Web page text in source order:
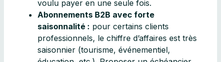
voulu payer en une seule fois.
Abonnements B2B avec forte
saisonnalité : pour certains clients
professionnels, le chiffre d’affaires est très
saisonnier (tourisme, événementiel,